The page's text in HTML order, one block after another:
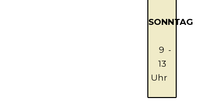
SONNTAG
9 -
13
Uhr